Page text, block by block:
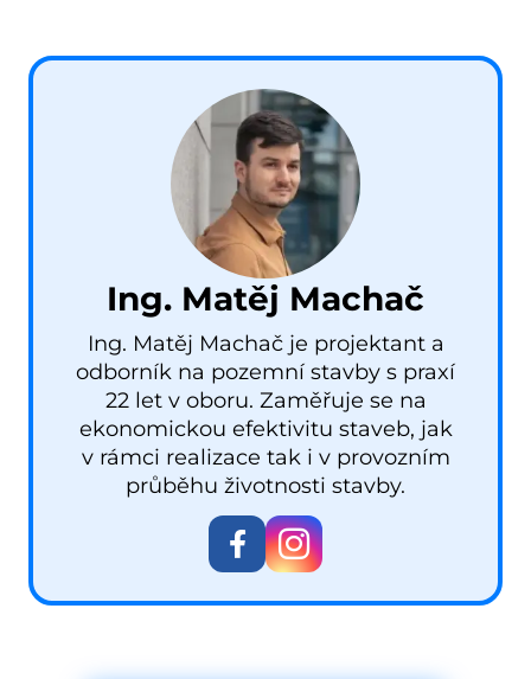
Ing. Matěj Machač
Ing. Matěj Machač je projektant a
odborník na pozemní stavby s praxí
22 let v oboru. Zaměřuje se na
ekonomickou efektivitu staveb, jak
v rámci realizace tak i v provozním
průběhu životnosti stavby.